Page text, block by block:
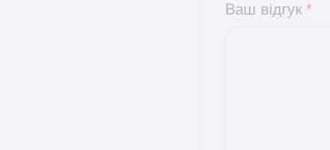
Ваш відгук *